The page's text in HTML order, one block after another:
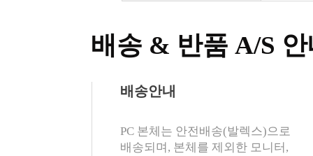
배송 & 반품 A/S
PC 본체는 안전배송(발렉스)으로
배송되며, 본체를 제외한 모니터,
배송안내